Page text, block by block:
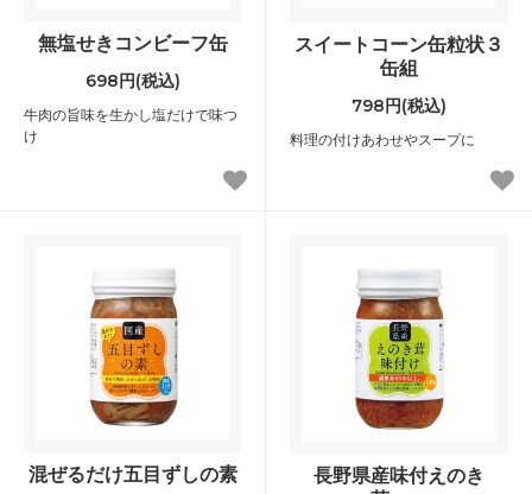
無塩せきコンビーフ缶
698円(税込)
牛肉の旨味を生かし塩だけで味つ
け
スイートコーン缶粒状３
缶組
798円(税込)
料理の付けあわせやスープに
混ぜるだけ五目ずしの素
長野県産味付えのき